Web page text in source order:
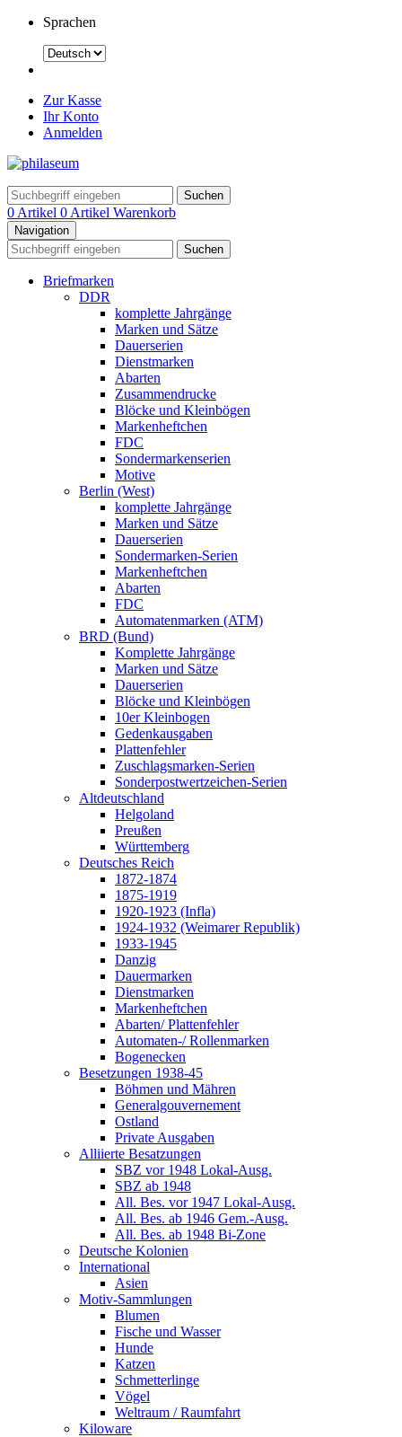
Sprachen
Zur Kasse
Ihr Konto
Anmelden
Suchen
0 Artikel 0 Artikel Warenkorb
Navigation
Suchen
Briefmarken
DDR
komplette Jahrgänge
Marken und Sätze
Dauerserien
Dienstmarken
Abarten
Zusammendrucke
Blöcke und Kleinbögen
Markenheftchen
FDC
Sondermarkenserien
Motive
Berlin (West)
komplette Jahrgänge
Marken und Sätze
Dauerserien
Sondermarken-Serien
Markenheftchen
Abarten
FDC
Automatenmarken (ATM)
BRD (Bund)
Komplette Jahrgänge
Marken und Sätze
Dauerserien
Blöcke und Kleinbögen
10er Kleinbogen
Gedenkausgaben
Plattenfehler
Zuschlagsmarken-Serien
Sonderpostwertzeichen-Serien
Altdeutschland
Helgoland
Preußen
Württemberg
Deutsches Reich
1872-1874
1875-1919
1920-1923 (Infla)
1924-1932 (Weimarer Republik)
1933-1945
Danzig
Dauermarken
Dienstmarken
Markenheftchen
Abarten/ Plattenfehler
Automaten-/ Rollenmarken
Bogenecken
Besetzungen 1938-45
Böhmen und Mähren
Generalgouvernement
Ostland
Private Ausgaben
Alliierte Besatzungen
SBZ vor 1948 Lokal-Ausg.
SBZ ab 1948
All. Bes. vor 1947 Lokal-Ausg.
All. Bes. ab 1946 Gem.-Ausg.
All. Bes. ab 1948 Bi-Zone
Deutsche Kolonien
International
Asien
Motiv-Sammlungen
Blumen
Fische und Wasser
Hunde
Katzen
Schmetterlinge
Vögel
Weltraum / Raumfahrt
Kiloware